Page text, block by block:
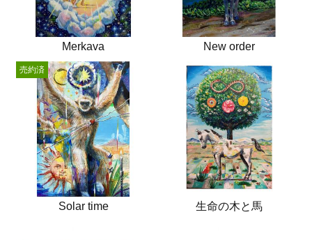
Merkava New order
Solar time
売約済
生命の木と馬